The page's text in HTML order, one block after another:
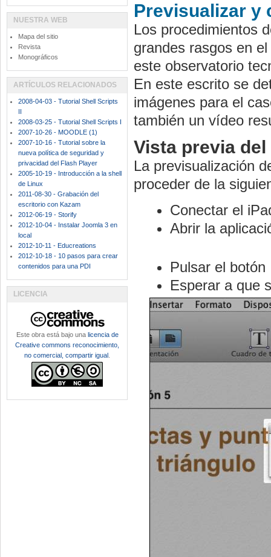
Previsualizar y
Los procedimientos
grandes rasgos en el
este observatorio
En este escrito se
imágenes para el
también un vídeo
Vista previa
La previsualización
proceder de la
Conectar el
Abrir la
Pulsar el botón
Esperar a que
NUESTRA WEB
Mapa del sitio
Revista
Monográficos
ARTÍCULOS RELACIONADOS
2008-04-03 - Tutorial Shell Scripts
II
2008-03-25 - Tutorial Shell Scripts I
2007-10-26 - MOODLE (1)
2007-10-16 - Tutorial sobre la
nueva política de seguridad y
privacidad del Flash Player
2005-10-19 - Introducción a la shell
de Linux
2011-08-30 - Grabación del
escritorio con Kazam
2012-06-19 - Storify
2012-10-04 - Instalar Joomla 3 en
local
2012-10-11 - Educreations
2012-10-18 - 10 pasos para crear
contenidos para una PDI
LICENCIA
Este obra está bajo una licencia de
Creative commons reconocimiento,
no comercial, compartir igual